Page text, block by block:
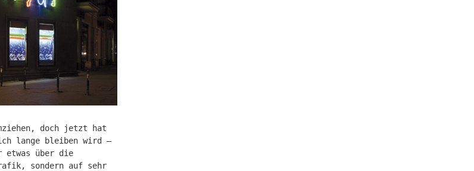
doch jetzt hat
lange bleiben wird –
über die
sondern auf sehr